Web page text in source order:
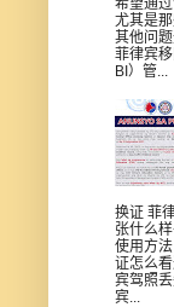
尤其是
其他问
菲律宾
BI）管...
换证 菲
张什么
使用方
证怎么
宾驾照
宾...